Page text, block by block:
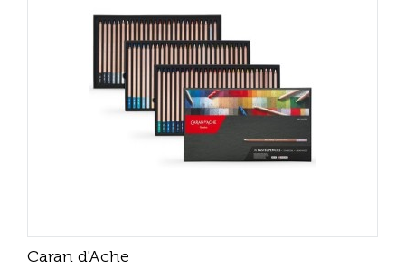
Caran d'Ache